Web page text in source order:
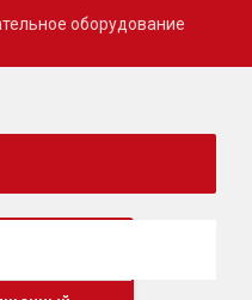
оборудование